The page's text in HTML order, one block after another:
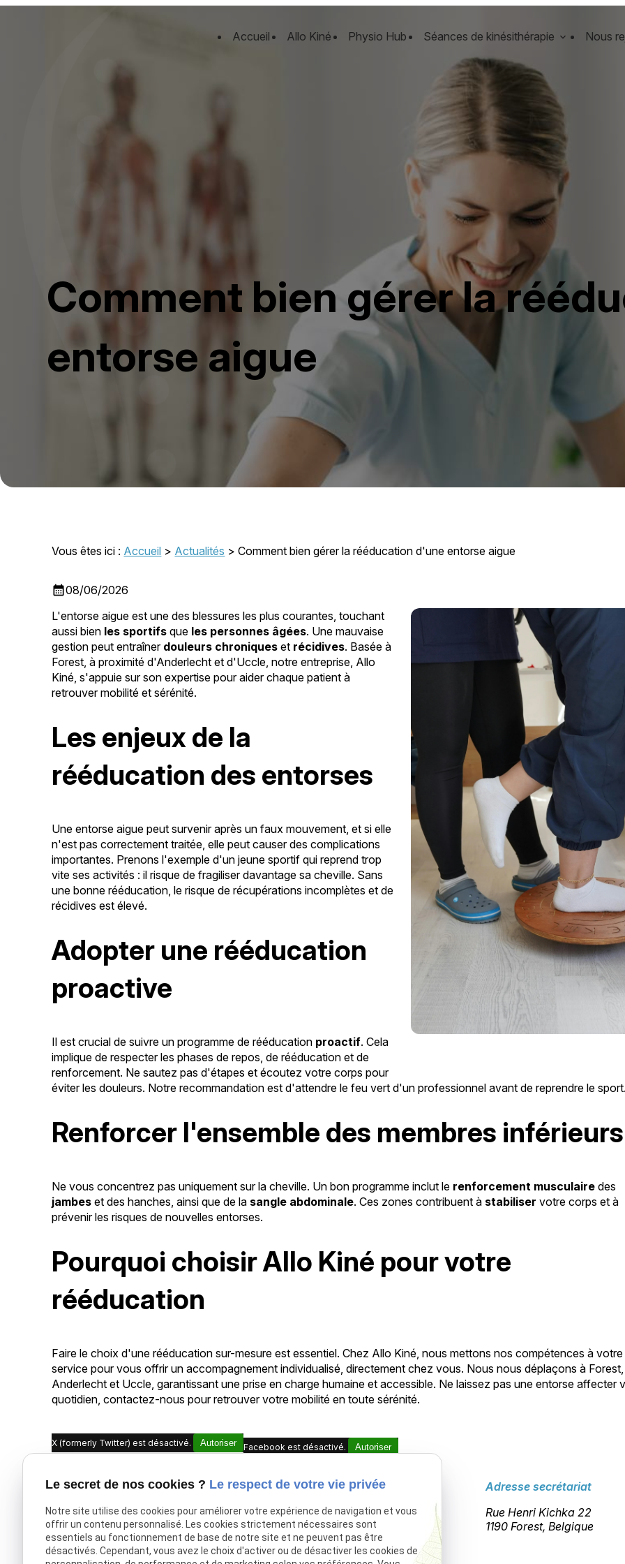
Accueil Allo Kiné Physio Hub Séances de kinésithérapie Nous
Comment bien gérer la
entorse aigue
Vous êtes ici : Accueil > Actualités > Comment bien gérer la rééducation d'une entorse aigue
calendar_month08/06/2026
L'entorse aigue est une des blessures les plus courantes, touchant
aussi bien les sportifs que les personnes âgées. Une mauvaise
gestion peut entraîner douleurs chroniques et récidives. Basée à
Forest, à proximité d'Anderlecht et d'Uccle, notre entreprise, Allo
Kiné, s'appuie sur son expertise pour aider chaque patient à
retrouver mobilité et sérénité.
Les enjeux de la
rééducation des entorses
Une entorse aigue peut survenir après un faux mouvement, et si elle
n'est pas correctement traitée, elle peut causer des complications
importantes. Prenons l'exemple d'un jeune sportif qui reprend trop
vite ses activités : il risque de fragiliser davantage sa cheville. Sans
une bonne rééducation, le risque de récupérations incomplètes et de
récidives est élevé.
Adopter une rééducation
proactive
Il est crucial de suivre un programme de rééducation proactif. Cela
implique de respecter les phases de repos, de rééducation et de
renforcement. Ne sautez pas d'étapes et écoutez votre corps pour
éviter les douleurs. Notre recommandation est d'attendre le feu vert d'un professionnel avant de reprendre le
Renforcer l'ensemble des membres inférieurs
Ne vous concentrez pas uniquement sur la cheville. Un bon programme inclut le renforcement musculaire des
jambes et des hanches, ainsi que de la sangle abdominale. Ces zones contribuent à stabiliser votre corps et à
prévenir les risques de nouvelles entorses.
Pourquoi choisir Allo Kiné pour votre
rééducation
Faire le choix d'une rééducation sur-mesure est essentiel. Chez Allo Kiné, nous mettons nos compétences à votre
service pour vous offrir un accompagnement individualisé, directement chez vous. Nous nous déplaçons à Forest,
Anderlecht et Uccle, garantissant une prise en charge humaine et accessible. Ne laissez pas une entorse affecter
quotidien, contactez-nous pour retrouver votre mobilité en toute sérénité.
X (formerly Twitter) est désactivé. Autoriser Facebook est désactivé. Autoriser
Des kinés à domicile proches,
bienveillants et à l’écoute, pour une
Téléphone
02 775 26 16
Adresse secrétariat
Rue Henri Kichka 22
1190 Forest, Belgique
Panneau de gestion des cookies
Le secret de nos cookies ? Le respect de votre vie privée
Notre site utilise des cookies pour améliorer votre expérience de navigation et vous
offrir un contenu personnalisé. Les cookies strictement nécessaires sont
essentiels au fonctionnement de base de notre site et ne peuvent pas être
désactivés. Cependant, vous avez le choix d'activer ou de désactiver les cookies de